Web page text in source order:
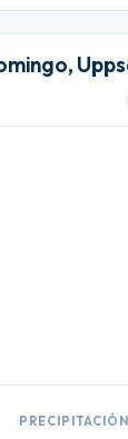
PRECIPITACIÓN